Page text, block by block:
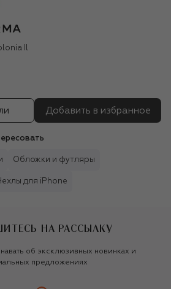
Il
Добавить в избранное
Обложки и футляры
для iPhone
НА РАССЫЛКУ
об эксклюзивных новинках и
предложениях